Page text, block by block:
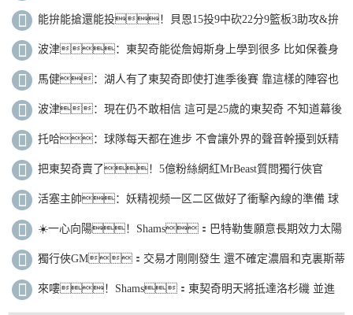
能拚能搶還能投！貝恩15投9中砍22分9籃板3助攻&拚
下4前場籃板
波津：東契奇能從詹姆斯身上學到很多 比如保養身
體的方式
馬健：湖人有了東契奇即使打進季後賽 靠這樣的陣容也
不會走遠
波津：現在仍不敢相信 這可是25歲的東契奇 不知道幕後
發生了什麽
托哈：球隊每天都在進步 不會讓外界的聲音幹擾到妖精
视频一区二区的表現
把東契奇賣了！5億粉絲網紅MrBeast質問獨行俠官
方：我需要答案
活塞主帥：妖精视频一区二区做好了衝擊內線的準備 球
員成長顯著知道為何而戰
☀️一心向陽！Shams：巴特勒隻願意長期效力太陽
獨行俠GM：交易才剛剛發生 還不確定濃眉和克裏斯蒂
何時上場比賽
來嘍！Shams：東契奇明天將抵達洛杉磯 並進